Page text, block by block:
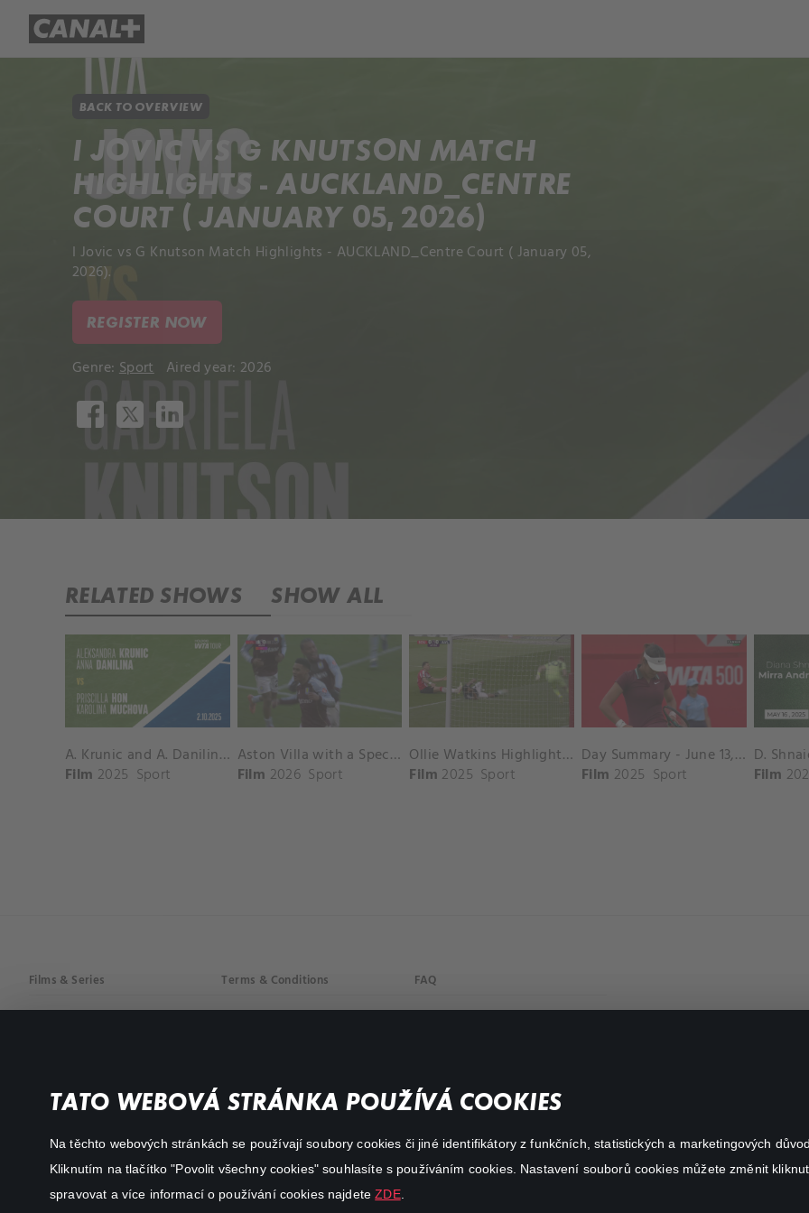
TATO WEBOVÁ STRÁNKA POUŽÍVÁ COOKIES
Na těchto webových stránkách se používají soubory cookies či jiné identifikátory z funkčních, statistických a marketingových
Kliknutím na tlačítko "Povolit všechny cookies" souhlasíte s používáním cookies. Nastavení souborů cookies můžete změnit
spravovat a více informací o používání cookies najdeteZDE.
BACK TO OVERVIEW
I JOVIC VS G KNUTSON MATCH
HIGHLIGHTS - AUCKLAND_CENTRE
COURT ( JANUARY 05, 2026)
I Jovic vs G Knutson Match Highlights - AUCKLAND_Centre Court ( January 05,
2026).
REGISTER NOW
Genre: Sport Aired year: 2026
RELATED SHOWS SHOW ALL
A. Krunic and A. Danilina vs. P. Hon and K. Muchova Match Highlights - BEIJING_Capital Group Diamond ( October 02, 2025)
Film 2025 Sport
Aston Villa with a Spectacular Goal vs. Nottingham Forest
Film 2026 Sport
Ollie Watkins Highlights vs. Southampton
Film 2025 Sport
Day Summary - June 13, 2025
Film 2025 Sport
Film
Films & Series
Action
Terms & Conditions FAQ